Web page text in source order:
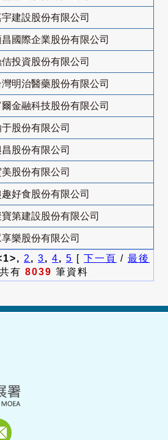
建設股份有限公司
昌國際企業股份有限公司
佶投資股份有限公司
灣明治醫藥股份有限公司
金融科技股份有限公司
股份有限公司
股份有限公司
股份有限公司
趣好食股份有限公司
第建設股份有限公司
享樂股份有限公司
2 , 3, 4, 5 [ 下一頁 / 最後
有 8039 筆資料